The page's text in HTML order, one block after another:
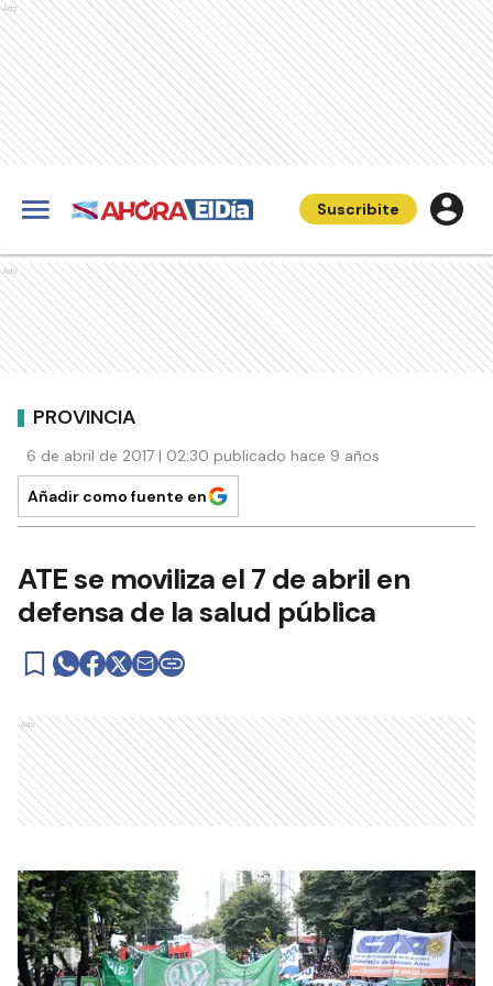
Ads
Suscribite
Ads
PROVINCIA
6 de abril de 2017 | 02:30 publicado hace 9 años
Añadir como fuente en
ATE se moviliza el 7 de abril en
defensa de la salud pública
Ads